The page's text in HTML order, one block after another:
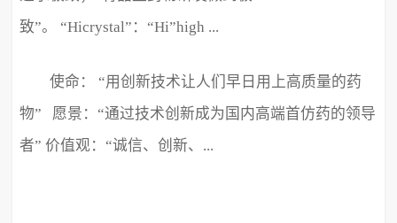
致”。 “Hicrystal”：“Hi”high ...
使命： “用创新技术让人们早日用上高质量的药
物” 愿景：“通过技术创新成为国内高端首仿药的领导
者” 价值观：“诚信、创新、...